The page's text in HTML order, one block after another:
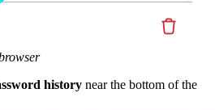
history near the bottom of the